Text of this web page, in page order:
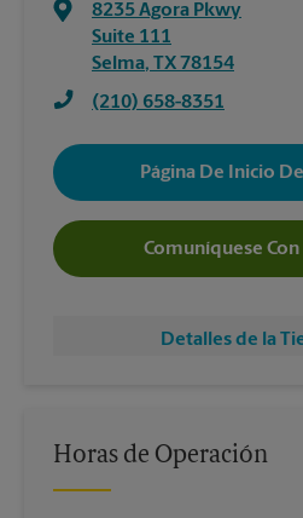
8235 Agora Pkwy
Suite 111
Selma, TX 78154
(210) 658-8351
Página De Inicio
Comuníquese
Detalles de la
Horas de Operación